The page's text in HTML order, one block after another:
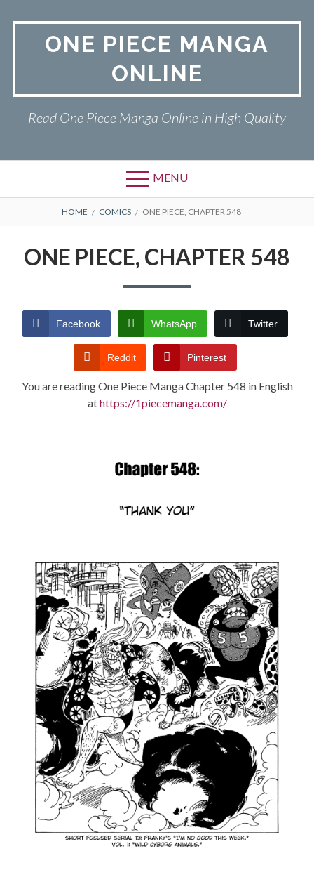
ONE PIECE MANGA
ONLINE
Read One Piece Manga Online in High Quality
MENU
Primary
ONE PIECE
TERMS AND
CONDITIONS
BREADCRUMBS
HOME COMICS ONE PIECE, CHAPTER 548
ONE PIECE, CHAPTER 548
Facebook WhatsApp Twitter
Reddit Pinterest
You are reading One Piece Manga Chapter 548 in English
athttps://1piecemanga.com/